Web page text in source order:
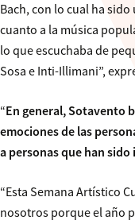
Bach, con lo cual ha
cuanto a la música
lo que escuchaba de
Sosa e Inti-Illimani”,
“En general, Sotavento
emociones de las
a personas que han
“Esta Semana Artístico
nosotros porque el año